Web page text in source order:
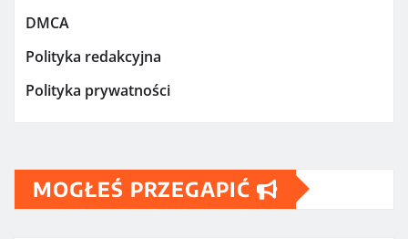
DMCA
Polityka redakcyjna
Polityka prywatności
MOGŁEŚ PRZEGAPIĆ